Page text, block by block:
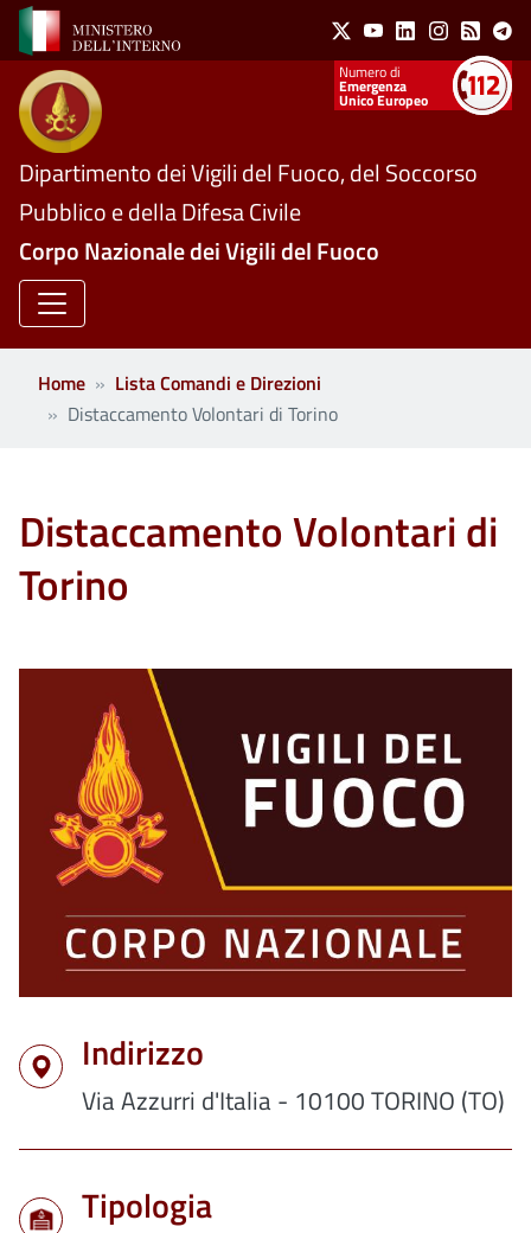
Salta al contenuto principale Social Menu
X YoutubeLinkedinInstagram
Feed
Numeri utili
Emergenza
Unico Europeo
Dipartimento dei Vigili del Fuoco, del Soccorso
Pubblico e della Difesa Civile
Corpo Nazionale dei Vigili del Fuoco
Home
Lista Comandi e Direzioni
Distaccamento Volontari di Torino
Distaccamento Volontari di
Torino
Indirizzo
Via Azzurri d'Italia - 10100 TORINO (TO)
Tipologia